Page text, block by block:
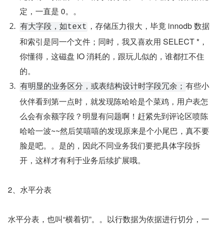
定，一直是 0。。
有大字段，如text ，存储压力很大，毕竟 innodb 数据
和索引是同一个文件；同时，我又喜欢用 SELECT *，
你懂得，这磁盘 IO 消耗的，跟玩儿似的，谁都扛不住
的。
有明显的业务区分，或表结构设计时字段冗余； 有些小
伙伴看到第一点时，就发现陈哈哈是个菜鸡，用户表怎
么会有余额字段？明显有问题啊！赶紧先到评论区喷陈
哈哈一波~~然后笑嘻嘻的发现原来是个小尾巴，真不要
脸是吧。。是的，因此不同业务我们要把具体字段拆
开，这样才有利于业务后续扩展哦。
2、水平分表
水平分表，也叫“横着切”。。以行数据为依据进行切分，一